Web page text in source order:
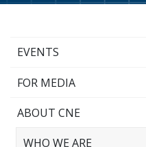
EVENTS
FOR MEDIA
ABOUT CNE
WHO WE ARE